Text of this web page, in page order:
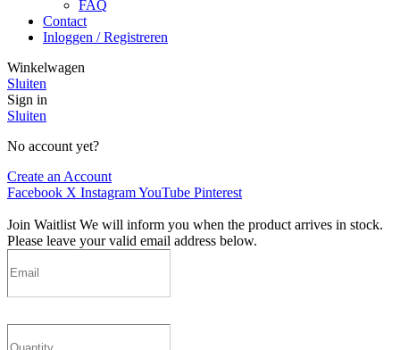
FAQ
Contact
Inloggen / Registreren
Winkelwagen
Sluiten
Sign in
Sluiten
No account yet?
Create an Account
Facebook X InstagramYouTube Pinterest
Join Waitlist We will inform you when the product arrives in stock.
Please leave your valid email address below.